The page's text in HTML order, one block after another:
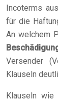
Incoterms
für die
An welchem
Versender
Klauseln
Klauseln wie